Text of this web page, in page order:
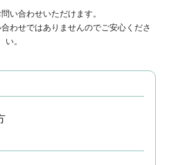
い合わせいただけます。
わせではありませんのでご安心くださ
い。